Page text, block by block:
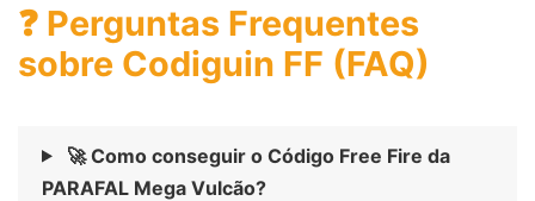
❓ Perguntas Frequentes
sobre Codiguin FF (FAQ)
🚀 Como conseguir o Código Free Fire da
PARAFAL Mega Vulcão?